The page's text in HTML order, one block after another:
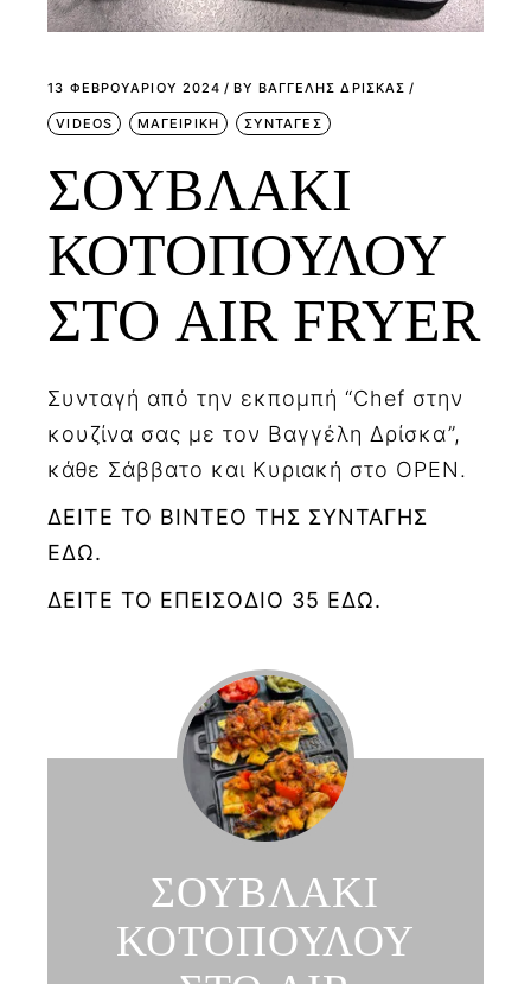
13 ΦΕΒΡΟΥΑΡΊΟΥ 2024 BY ΒΑΓΓΕΛΗΣ ΔΡΙΣΚΑΣ
VIDEOS ΜΑΓΕΙΡΙΚΗ ΣΥΝΤΑΓΕΣ
ΣΟΥΒΛΑΚΙ
ΚΟΤΟΠΟΥΛΟΥ
ΣΤΟ AIR FRYER
Συνταγή από την εκπομπή “Chef στην
κουζίνα σας με τον Βαγγέλη Δρίσκα”,
κάθε Σάββατο και Κυριακή στο OPEN.
ΔΕΙΤΕ ΤΟ ΒΙΝΤΕΟ ΤΗΣ ΣΥΝΤΑΓΗΣ
ΕΔΩ.
ΔΕΙΤΕ ΤΟ ΕΠΕΙΣΟΔΙΟ 35 ΕΔΩ.
ΣΟΥΒΛΑΚΙ
ΚΟΤΟΠΟΥΛΟΥ